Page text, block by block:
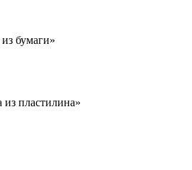
бумаги»
из пластилина»